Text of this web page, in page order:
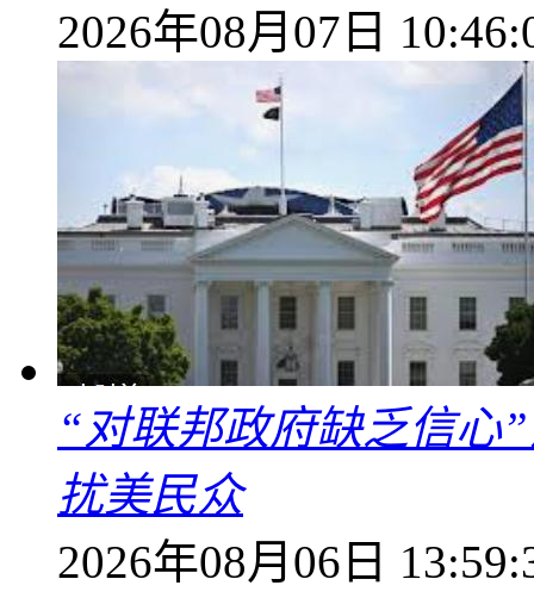
2026年08月07日
“对联邦政府缺乏信心
扰美民众
2026年08月06日